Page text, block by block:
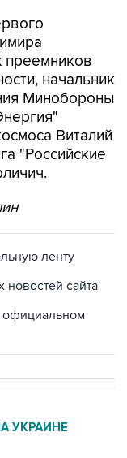
преемников
начальник
Минобороны
Виталий
"Российские
ленту
новостей сайта
официальном
УКРАИНЕ